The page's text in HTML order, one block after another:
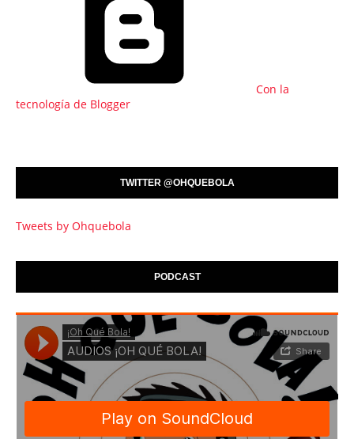
Con la
tecnología de Blogger
TWITTER @OHQUEBOLA
Tweets by Ohquebola
PODCAST